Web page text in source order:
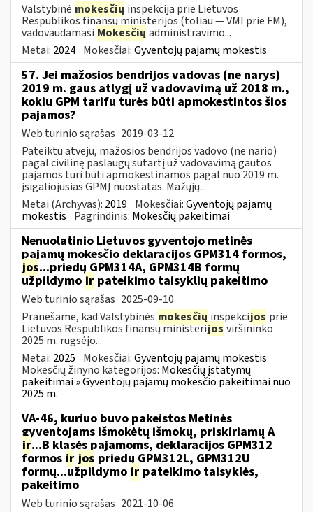
Valstybinė mokesčių inspekcija prie Lietuvos
Respublikos finansų ministerijos (toliau — VMI prie FM),
vadovaudamasi Mokesčių administravimo...
Metai: 2024 Mokesčiai:Gyventojų pajamų mokestis
57. Jei mažosios bendrijos vadovas (ne narys)
2019 m. gaus atlygį už vadovavimą už 2018 m.,
kokiu GPM tarifu turės būti apmokestintos šios
pajamos?
Web turinio sąrašas 2019-03-12
Pateiktu atveju, mažosios bendrijos vadovo (ne nario)
pagal civilinę paslaugų sutartį už vadovavimą gautos
pajamos turi būti apmokestinamos pagal nuo 2019 m.
įsigaliojusias GPMĮ nuostatas. Mažųjų...
Metai (Archyvas): 2019 Mokesčiai:Gyventojų pajamų
mokestis Pagrindinis: Mokesčių pakeitimai
Nenuolatinio Lietuvos gyventojo metinės
pajamų mokesčio deklaracijos GPM314 formos,
jos...priedų GPM314A, GPM314B formų
užpildymo ir pateikimo taisyklių pakeitimo
Web turinio sąrašas 2025-09-10
Pranešame, kad Valstybinės mokesčių inspekcijos prie
Lietuvos Respublikos finansų ministerijos viršininko
2025 m. rugsėjo...
Metai: 2025 Mokesčiai:Gyventojų pajamų mokestis
Mokesčių žinyno kategorijos: Mokesčių įstatymų
pakeitimai » Gyventojų pajamų mokesčio pakeitimai nuo
2025 m.
VA-46, kuriuo buvo pakeistos Metinės
gyventojams išmokėtų išmokų, priskiriamų A
ir...B klasės pajamoms, deklaracijos GPM312
formos ir jos priedų GPM312L, GPM312U
formų...užpildymo ir pateikimo taisyklės,
pakeitimo
Web turinio sąrašas 2021-10-06